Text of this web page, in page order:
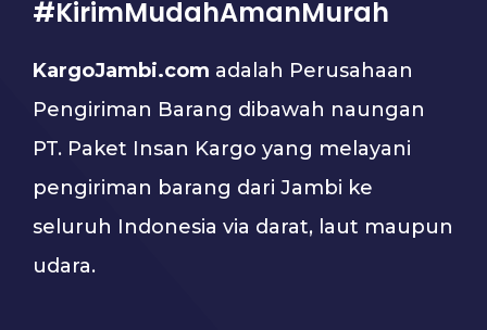
#KirimMudahAmanMurah
KargoJambi.com adalah Perusahaan
Pengiriman Barang dibawah naungan
PT. Paket Insan Kargo yang melayani
pengiriman barang dari Jambi ke
seluruh Indonesia via darat, laut maupun
udara.